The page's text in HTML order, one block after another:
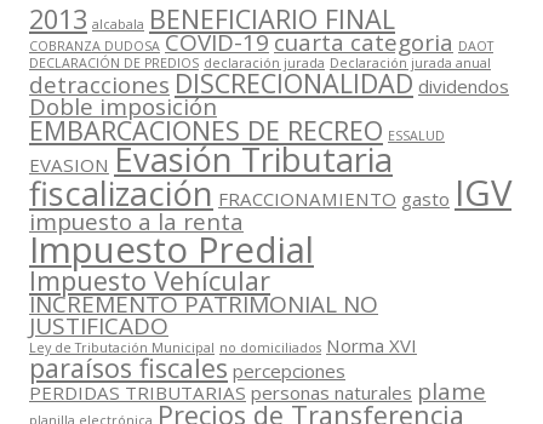
2013 alcabala BENEFICIARIO FINAL
COBRANZA DUDOSA COVID-19cuarta categoria DAOT
DECLARACIÓN DE PREDIOS declaración jurada Declaración jurada anual
detracciones DISCRECIONALIDAD dividendos
Doble imposición
EMBARCACIONES DE RECREO ESSALUD
EVASION Evasión Tributaria
fiscalización FRACCIONAMIENTO gasto IGV
impuesto a la renta
Impuesto Predial
Impuesto Vehícular
INCREMENTO PATRIMONIAL NO
JUSTIFICADO
Ley de Tributación Municipal no domiciliados Norma XVI
paraísos fiscales percepciones
PERDIDAS TRIBUTARIAS personas naturales plame
planilla electrónica Precios de Transferencia